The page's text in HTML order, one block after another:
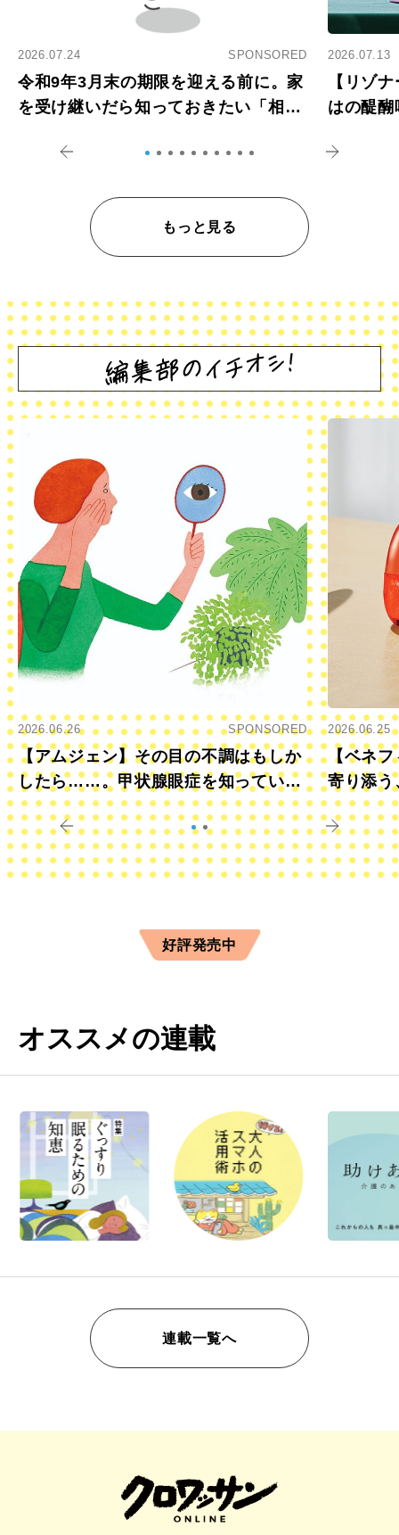
2026.07.24 SPONSORED
令和9年3月末の期限を迎える前に。家
を受け継いだら知っておきたい「相続
2026.07.13
【リゾ
はの醍
もっと見る
2026.06.26 SPONSORED
【アムジェン】その目の不調はもしか
したら……。甲状腺眼症を知っていま
すか？
2026.06.25
【ベネフ
寄り添う
きに
好評発売中
オススメの連載
連載一覧へ